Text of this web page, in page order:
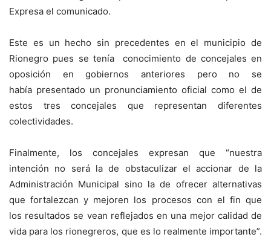
Expresa el comunicado.
Este es un hecho sin precedentes en el municipio de
Rionegro pues se tenía conocimiento de concejales en
oposición en gobiernos anteriores pero no se
había presentado un pronunciamiento oficial como el de
estos tres concejales que representan diferentes
colectividades.
Finalmente, los concejales expresan que “nuestra
intención no será la de obstaculizar el accionar de la
Administración Municipal sino la de ofrecer alternativas
que fortalezcan y mejoren los procesos con el fin que
los resultados se vean reflejados en una mejor calidad de
vida para los rionegreros, que es lo realmente importante”.